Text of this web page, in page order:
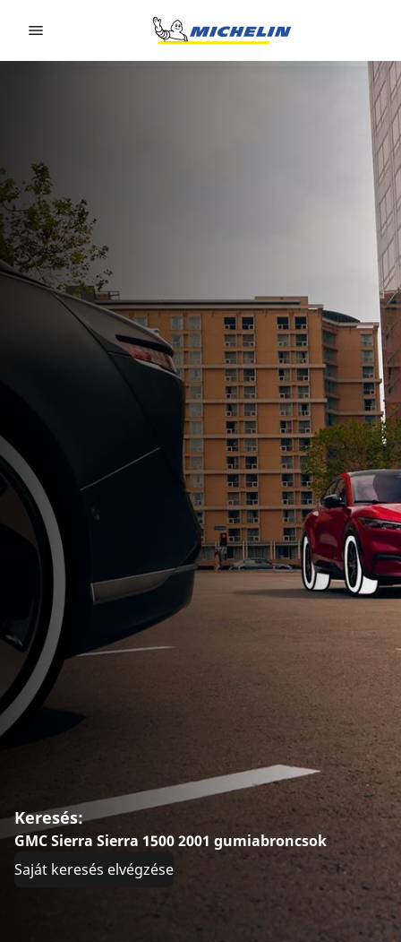
Keresés:
GMC Sierra Sierra 1500 2001 gumiabroncsok
Saját keresés elvégzése